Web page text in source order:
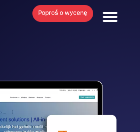
Poproś o wycenę